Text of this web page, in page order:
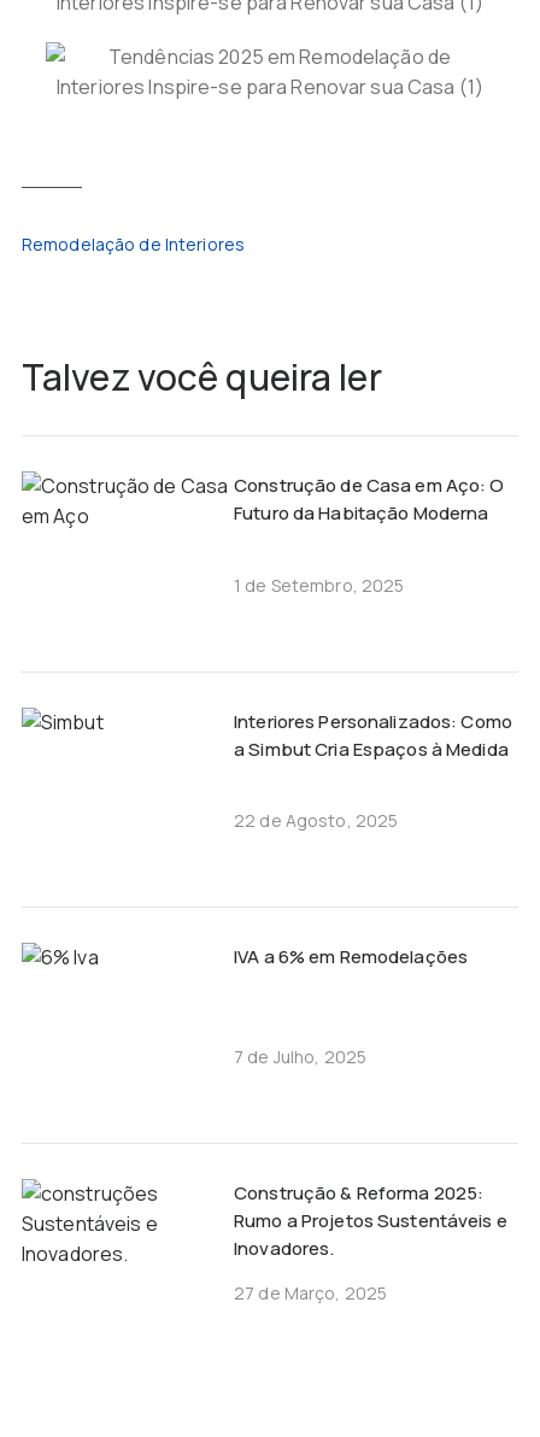
Remodelação de Interiores
Talvez você queira ler
Construção de Casa em Aço: O
Futuro da Habitação Moderna
1 de Setembro, 2025
Interiores Personalizados: Como
a Simbut Cria Espaços à Medida
22 de Agosto, 2025
IVA a 6% em Remodelações
7 de Julho, 2025
Construção & Reforma 2025:
Rumo a Projetos Sustentáveis e
Inovadores.
27 de Março, 2025